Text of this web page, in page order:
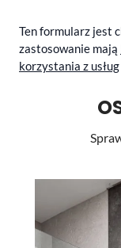
Ten formularz jest
zastosowanie mają
korzystania z usług